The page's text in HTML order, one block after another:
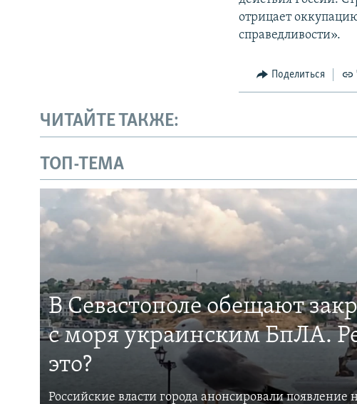
отрицает
справедливости».
Поделиться
ЧИТАЙТЕ ТАКЖЕ:
ТОП-ТЕМА
В Севастополе обещают
с моря украинским БпЛА.
это?
Российские власти города анонсировали появление